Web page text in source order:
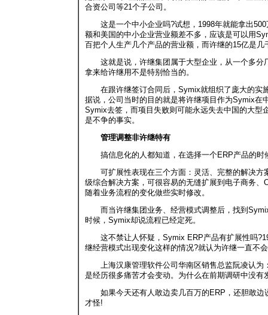
合资公司等21个子公司。
这是一个中小企业吗?试想，1998年就能拿出500
额和美国的中小企业营业额差不多，应该是可以用
百把个人生产几个产品的营业额，而许继的15亿是
这就是说，许继集团属于大型企业，从一个多分
拿来给许继用不是特别恰当的。
在跟许继签订合同后，Symix就组织了庞大的实
据说，公司当时的目的就是将许继项目作为Symix在
Symix去签，而项目失败则可能永远失去中国的大
是不争的事实。
管理调整非许继特有
搞信息化的人都知道，在选择一个ERP产品的时
可扩展性表现在三个方面：灵活、完整的解决方
级综合解决方案，可很容易的无缝扩展到电子商务
随着业务流程的变化做些实时修改。
而当许继集团业务、经营模式调整后，找到
时候，Symix却说流程已经定死。
这不禁让人怀疑，Symix ERP产品有扩展性吗
继经营模式出现变化这样的情况?就认为许继一直不
上海汉康管理软件公司华南区销售总监阮凌认为
是经历很多痛苦才会变动。为什么在前期调研中没
如果今天还有人敢边卖几百万的ERP，还胆敢边
才怪!